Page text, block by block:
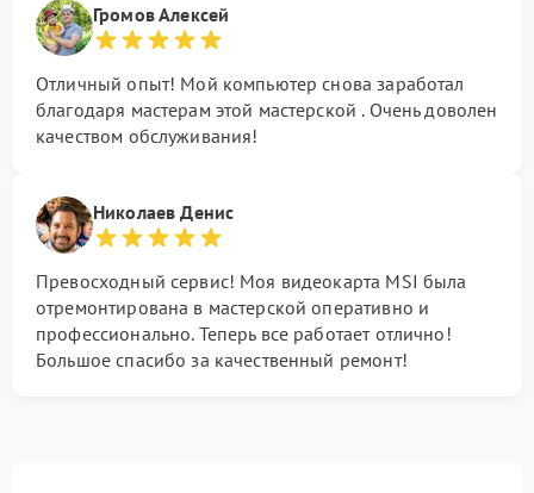
Громов Алексей
Отличный опыт! Мой компьютер снова заработал
благодаря мастерам этой мастерской . Очень доволен
качеством обслуживания!
Николаев Денис
Превосходный сервис! Моя видеокарта MSI была
отремонтирована в мастерской оперативно и
профессионально. Теперь все работает отлично!
Большое спасибо за качественный ремонт!